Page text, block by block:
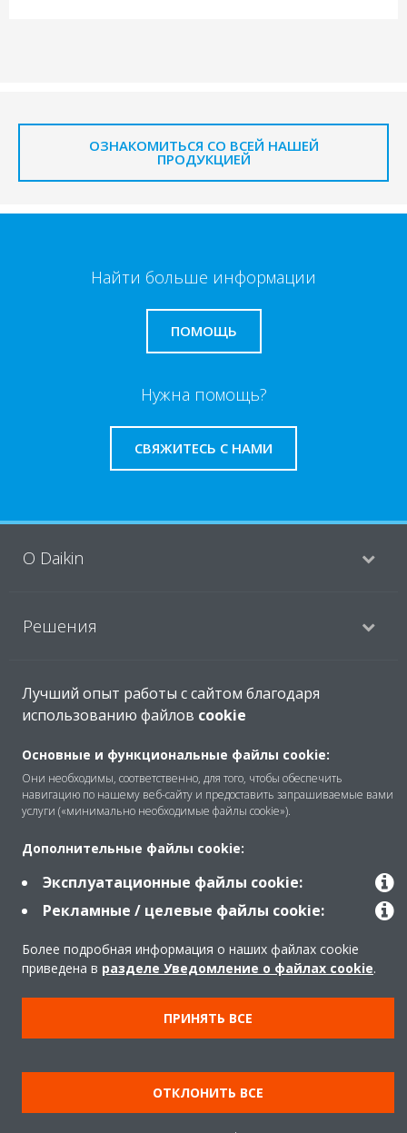
ОЗНАКОМИТЬСЯ СО ВСЕЙ НАШЕЙ
ПРОДУКЦИЕЙ
Найти больше информации
ПОМОЩЬ
Нужна помощь?
СВЯЖИТЕСЬ С НАМИ
O Daikin
Решения
Помощь
Продукты
Конфиденциальность данных
Корпоративная этика
Data Act
Лучший опыт работы с сайтом благодаря
использованию файлов cookie
Основные и функциональные файлы cookie:
Они необходимы, соответственно, для того, чтобы обеспечить
навигацию по нашему веб-сайту и предоставить запрашиваемые вами
услуги («минимально необходимые файлы cookie»).
Дополнительные файлы cookie:
Эксплуатационные файлы cookie:
Рекламные / целевые файлы cookie:
Более подробная информация о наших файлах cookie
приведена в разделе Уведомление о файлах cookie.
ПРИНЯТЬ ВСЕ
ОТКЛОНИТЬ ВСЕ